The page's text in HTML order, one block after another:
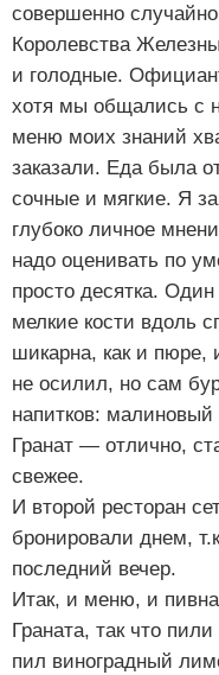
совершенно
Королевства
и голодные.
хотя мы общались с
меню моих знаний
заказали. Еда была
сочные и мягкие. Я
глубоко личное
надо оценивать по
просто десятка.
мелкие кости вдоль
шикарна, как и пюре,
не осилил, но сам
напитков:
Гранат — отлично,
свежее.
И второй ресторан
бронировали днем,
последний вечер.
Итак, и меню, и
Граната, так что
пил виноградный